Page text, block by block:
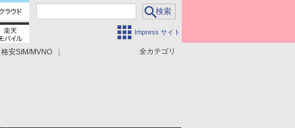
Impress サイト
全カテゴリ
格安SIM/MVNO